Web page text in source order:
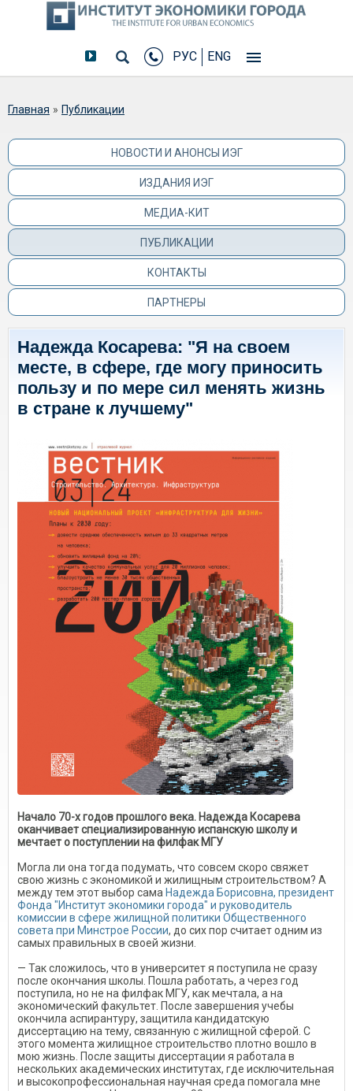
РУС ENG
Вы здесь
Главная » Публикации
НОВОСТИ И АНОНСЫ ИЭГ
ИЗДАНИЯ ИЭГ
МЕДИА-КИТ
ПУБЛИКАЦИИ
КОНТАКТЫ
ПАРТНЕРЫ
Надежда Косарева: "Я на своем
месте, в сфере, где могу приносить
пользу и по мере сил менять жизнь
в стране к лучшему"
Начало 70-х годов прошлого века. Надежда Косарева
оканчивает специализированную испанскую школу и
мечтает о поступлении на филфак МГУ
Могла ли она тогда подумать, что совсем скоро свяжет
свою жизнь с экономикой и жилищным строительством? А
между тем этот выбор сама Надежда Борисовна, президент
Фонда "Институт экономики города" и руководитель
комиссии в сфере жилищной политики Общественного
совета при Минстрое России, до сих пор считает одним из
самых правильных в своей жизни.
— Так сложилось, что в университет я поступила не сразу
после окончания школы. Пошла работать, а через год
поступила, но не на филфак МГУ, как мечтала, а на
экономический факультет. После завершения учебы
окончила аспирантуру, защитила кандидатскую
диссертацию на тему, связанную с жилищной сферой. С
этого момента жилищное строительство плотно вошло в
мою жизнь. После защиты диссертации я работала в
нескольких академических институтах, где исключительная
и высокопрофессиональная научная среда помогала мне